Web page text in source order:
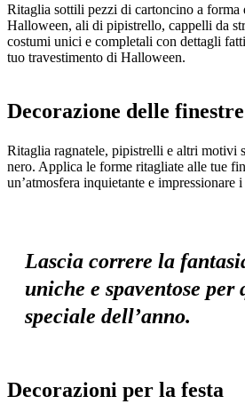
Ritaglia sottili pezzi di cartoncino a forma
Halloween, ali di pipistrello, cappelli da
costumi unici e completali con dettagli
tuo travestimento di Halloween.
Decorazione delle finestre
Ritaglia ragnatele, pipistrelli e altri motivi
nero. Applica le forme ritagliate alle tue
un’atmosfera inquietante e impressionare
Lascia correre la
uniche e spaventose per
speciale dell’anno.
Decorazioni per la festa